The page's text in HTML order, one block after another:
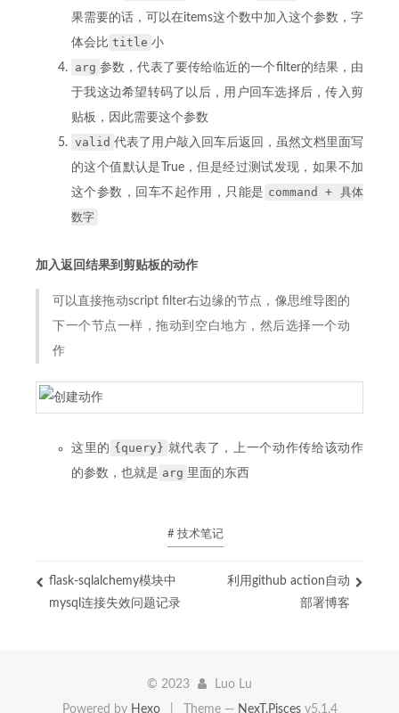
果需要的话，可以在items这个数中加入这个参数，字
体会比 title 小
arg 参数，代表了要传给临近的一个filter的结果，由
于我这边希望转码了以后，用户回车选择后，传入剪
贴板，因此需要这个参数
valid 代表了用户敲入回车后返回，虽然文档里面写
的这个值默认是True，但是经过测试发现，如果不加
这个参数，回车不起作用，只能是 command + 具体
数字
加入返回结果到剪贴板的动作
可以直接拖动script filter右边缘的节点，像思维导图的
下一个节点一样，拖动到空白地方，然后选择一个动
作
这里的 {query} 就代表了，上一个动作传给该动作
的参数，也就是 arg 里面的东西
# 技术笔记
flask-sqlalchemy模块中
mysql连接失效问题记录
利用github action自动
部署博客
© 2023
Luo Lu
Powered by Hexo Theme — NexT.Piscesv5.1.4